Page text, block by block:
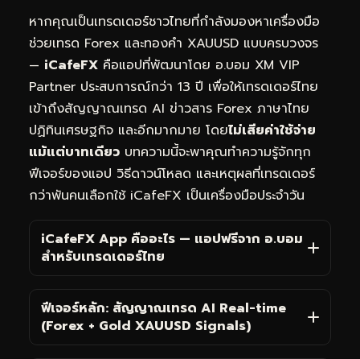
หากคุณเป็นเทรดเดอร์ชาวไทยที่กำลังมองหาเครื่องมือ
ช่วยเทรด Forex และทองคำ XAUUSD แบบครบวงจร
— iCafeFX คือแอปที่พัฒนาโดย อ.บอม XM VIP
Partner ประสบการณ์กว่า 13 ปี เพื่อให้เทรดเดอร์ไทย
เข้าถึงสัญญาณเทรด AI ข่าวสาร Forex ภาษาไทย
ปฏิทินเศรษฐกิจ และอีกมากมาย โดยไม่เสียค่าใช้จ่าย
แม้แต่บาทเดียว บทความนี้จะพาคุณทำความรู้จักทุก
ฟีเจอร์ของแอป วิธีดาวน์โหลด และเหตุผลที่เทรดเดอร์
กว่าพันคนเลือกใช้ iCafeFX เป็นเครื่องมือประจำวัน
iCafeFX App คืออะไร — แอปฟรีจาก อ.บอม
สำหรับเทรดเดอร์ไทย
ฟีเจอร์หลัก: สัญญาณเทรด AI Real-time
(Forex + Gold XAUUSD Signals)